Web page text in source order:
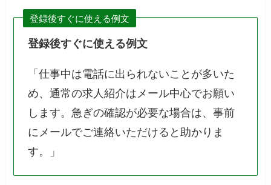
登録後すぐに使える例文
登録後すぐに使える例文
「仕事中は電話に出られないことが多いた
め、通常の求人紹介はメール中心でお願い
します。急ぎの確認が必要な場合は、事前
にメールでご連絡いただけると助かりま
す。」